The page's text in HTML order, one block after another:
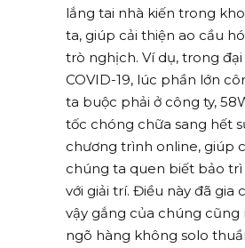
lắng tai nhà kiến trong
ta, giúp cải thiện ao cầu
trò nghịch. Ví dụ, trong
COVID-19, lúc phần lớn
ta buộc phải ở công ty,
tốc chóng chữa sang hết
chương trình online, giúp
chúng ta quen biết bảo trì
với giải trí. Điều này đã gia
vậy gắng của chúng cũng
ngõ hàng không solo